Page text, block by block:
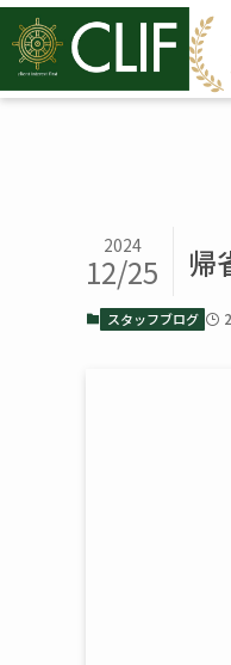
帰
2024
12/25
スタッフブログ